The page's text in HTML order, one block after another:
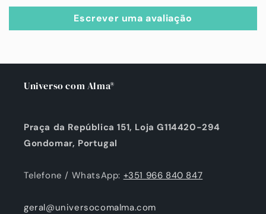
Escrever uma avaliação
Universo com Alma®
Praça da República 151, Loja G114420-294
Gondomar, Portugal
Telefone / WhatsApp: +351 966 840 847
geral@universocomalma.com